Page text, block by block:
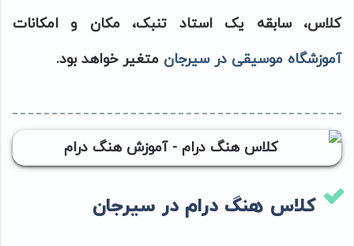
کلاس، سابقه یک استاد تنبک، مکان و امکانات
آموزشگاه موسیقی در سیرجان متغیر خواهد بود.
کلاس هنگ درام در سیرجان